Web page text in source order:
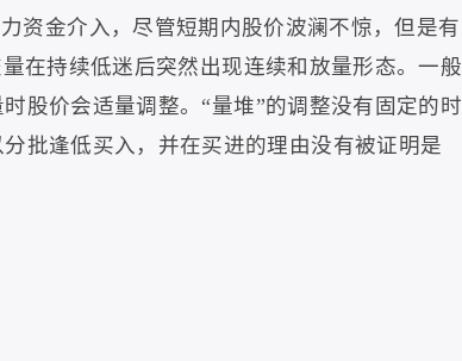
资金介入，尽管短期内股价波澜不惊，但是有
在持续低迷后突然出现连续和放量形态。一般
股价会适量调整。 “量堆”的调整没有固定的时
批逢低买入，并在买进的理由没有被证明是